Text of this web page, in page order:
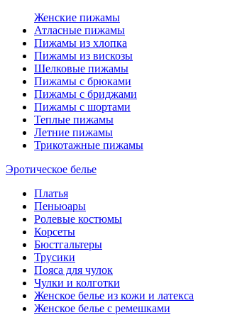
Женские пижамы
Атласные пижамы
Пижамы из хлопка
Пижамы из вискозы
Шелковые пижамы
Пижамы с брюками
Пижамы с бриджами
Пижамы с шортами
Теплые пижамы
Летние пижамы
Трикотажные пижамы
Эротическое белье
Платья
Пеньюары
Ролевые костюмы
Корсеты
Бюстгальтеры
Трусики
Пояса для чулок
Чулки и колготки
Женское белье из кожи и латекса
Женское белье с ремешками